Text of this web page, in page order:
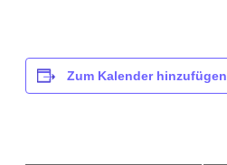
Zum Kalender hinzufügen